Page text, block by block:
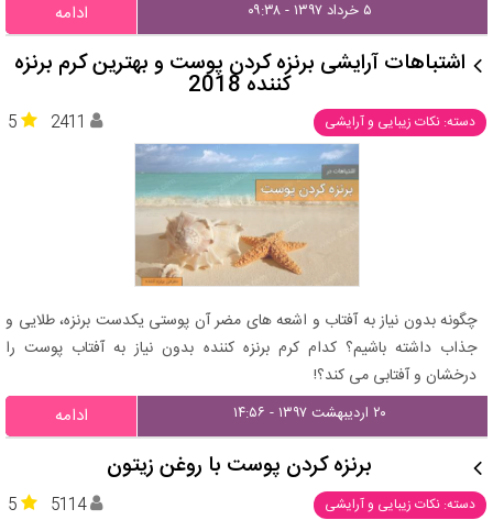
۵ خرداد ۱۳۹۷ - ۰۹:۳۸ ادامه
اشتباهات آرایشی برنزه کردن پوست و بهترین کرم برنزه
کننده 2018
دسته: نکات زیبایی و آرایشی 5 2411
چگونه بدون نیاز به آفتاب و اشعه های مضر آن پوستی یکدست برنزه، طلایی و
جذاب داشته باشیم؟ کدام کرم برنزه کننده بدون نیاز به آفتاب پوست را
درخشان و آفتابی می کند؟!
۲۰ اردیبهشت ۱۳۹۷ - ۱۴:۵۶ ادامه
برنزه کردن پوست با روغن زیتون
دسته: نکات زیبایی و آرایشی 5 5114